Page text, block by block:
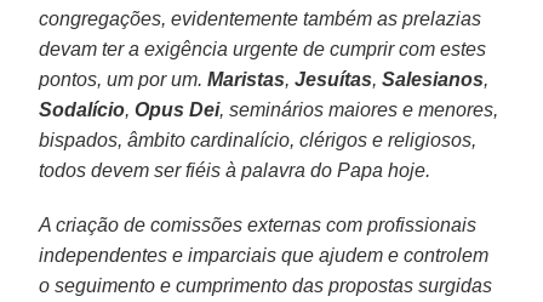
congregações, evidentemente também as prelazias
devam ter a exigência urgente de cumprir com estes
pontos, um por um.Maristas, Jesuítas, Salesianos,
Sodalício, Opus Dei, seminários maiores e menores,
bispados, âmbito cardinalício, clérigos e religiosos,
todos devem ser fiéis à palavra do Papa hoje.
A criação de comissões externas com profissionais
independentes e imparciais que ajudem e controlem
o seguimento e cumprimento das propostas surgidas